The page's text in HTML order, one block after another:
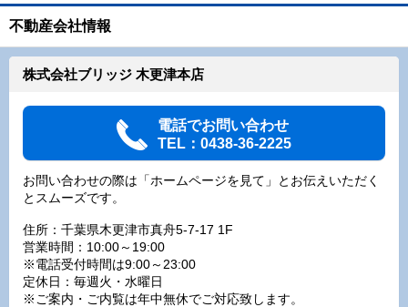
不動産会社情報
株式会社ブリッジ 木更津本店
電話でお問い合わせ
TEL：0438-36-2225
お問い合わせの際は「ホームページを見て」とお伝えいただく
とスムーズです。
住所：千葉県木更津市真舟5-7-17 1F
営業時間：10:00～19:00
※電話受付時間は9:00～23:00
定休日：毎週火・水曜日
※ご案内・ご内覧は年中無休でご対応致します。